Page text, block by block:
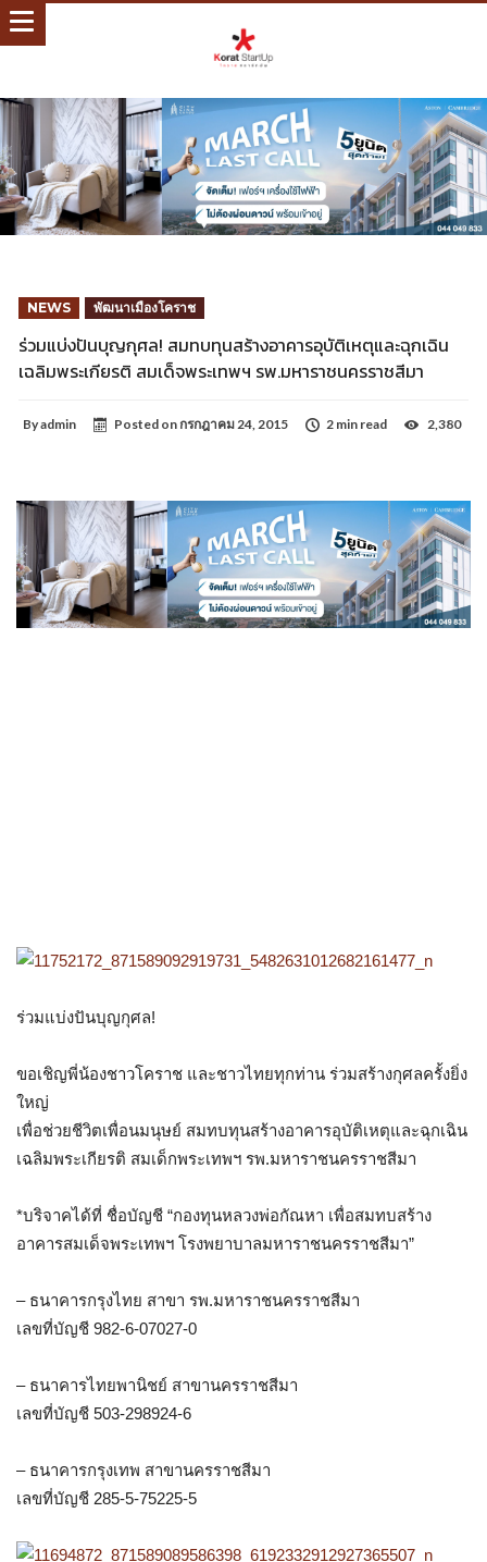
NEWS พัฒนาเมืองโคราช
ร่วมแบ่งปันบุญกุศล! สมทบทุนสร้างอาคารอุบัติเหตุและฉุกเฉิน
เฉลิมพระเกียรติ สมเด็จพระเทพฯ รพ.มหาราชนครราชสีมา
Byadmin Posted on กรกฎาคม 24, 2015 2 min read 2,380
ร่วมแบ่งปันบุญกุศล!
ขอเชิญพี่น้องชาวโคราช และชาวไทยทุกท่าน ร่วมสร้างกุศลครั้งยิ่ง
ใหญ่
เพื่อช่วยชีวิตเพื่อนมนุษย์ สมทบทุนสร้างอาคารอุบัติเหตุและฉุกเฉิน
เฉลิมพระเกียรติ สมเด็กพระเทพฯ รพ.มหาราชนครราชสีมา
*บริจาคได้ที่ ชื่อบัญชี “กองทุนหลวงพ่อกัณหา เพื่อสมทบสร้าง
อาคารสมเด็จพระเทพฯ โรงพยาบาลมหาราชนครราชสีมา”
– ธนาคารกรุงไทย สาขา รพ.มหาราชนครราชสีมา
เลขที่บัญชี 982-6-07027-0
– ธนาคารไทยพานิชย์ สาขานครราชสีมา
เลขที่บัญชี 503-298924-6
– ธนาคารกรุงเทพ สาขานครราชสีมา
เลขที่บัญชี 285-5-75225-5